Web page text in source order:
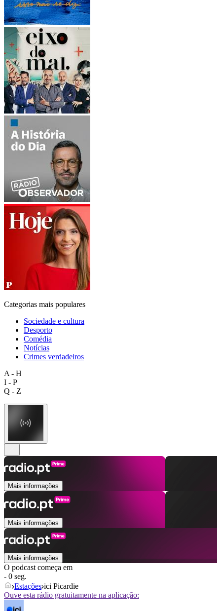
Categorias mais populares
Sociedade e cultura
Desporto
Comédia
Notícias
Crimes verdadeiros
A - H
I - P
Q - Z
Mais informações
Mais informações
Mais informações
O podcast começa em
- 0 seg.
Estações ici Picardie
Ouve esta rádio gratuitamente na aplicação: